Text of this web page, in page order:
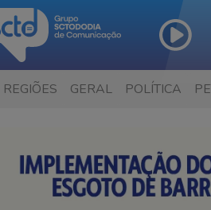
REGIÕES GERAL POLÍTICA